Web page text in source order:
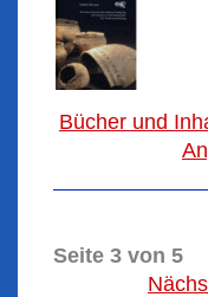
Bücher und
Seite 3 von 5